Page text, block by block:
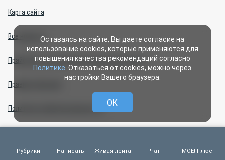
Карта сайта
Все новости
Прайс-лист на политическую агитацию 2026 г.
Правила общения
Политика конфиденциальности
Центр интернет-проектов (изготовление сайтов)
Рубрики Написать Живая лента Чат МОЁ! Плюс
Оставаясь на сайте, Вы даете согласие на
использование cookies, которые применяются для
повышения качества рекомендаций согласно
Политике . Отказаться от cookies, можно через
настройки Вашего браузера.
OK